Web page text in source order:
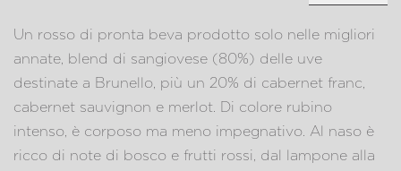
Un rosso di pronta beva prodotto solo nelle migliori
annate, blend di sangiovese (80%) delle uve
destinate a Brunello, più un 20% di cabernet franc,
cabernet sauvignon e merlot. Di colore rubino
intenso, è corposo ma meno impegnativo. Al naso è
ricco di note di bosco e frutti rossi, dal lampone alla